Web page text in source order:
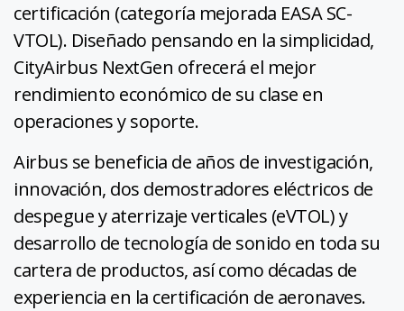
certificación (categoría mejorada EASA SC-
VTOL). Diseñado pensando en la simplicidad,
CityAirbus NextGen ofrecerá el mejor
rendimiento económico de su clase en
operaciones y soporte.
Airbus se beneficia de años de investigación,
innovación, dos demostradores eléctricos de
despegue y aterrizaje verticales (eVTOL) y
desarrollo de tecnología de sonido en toda su
cartera de productos, así como décadas de
experiencia en la certificación de aeronaves.